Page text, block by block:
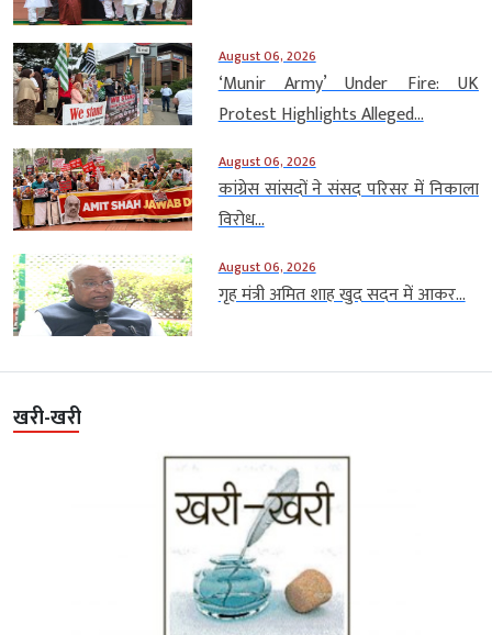
August 06, 2026
‘Munir Army’ Under Fire: UK
Protest Highlights Alleged...
August 06, 2026
कांग्रेस सांसदों ने संसद परिसर में निकाला
विरोध...
August 06, 2026
गृह मंत्री अमित शाह खुद सदन में आकर...
खरी-खरी